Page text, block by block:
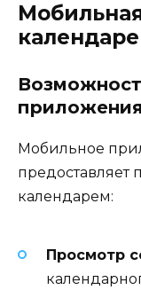
приложения
Мобильное
предоставляет
календарем:
Просмотр